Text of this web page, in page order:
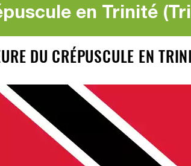
en Trinité
DU CRÉPUSCULE EN